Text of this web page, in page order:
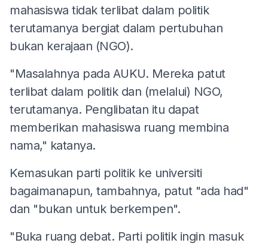
mahasiswa tidak terlibat dalam politik
terutamanya bergiat dalam pertubuhan
bukan kerajaan (NGO).
"Masalahnya pada AUKU. Mereka patut
terlibat dalam politik dan (melalui) NGO,
terutamanya. Penglibatan itu dapat
memberikan mahasiswa ruang membina
nama," katanya.
Kemasukan parti politik ke universiti
bagaimanapun, tambahnya, patut "ada had"
dan "bukan untuk berkempen".
"Buka ruang debat. Parti politik ingin masuk